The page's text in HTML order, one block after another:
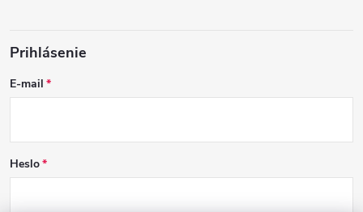
Prihlásenie
E-mail
Heslo